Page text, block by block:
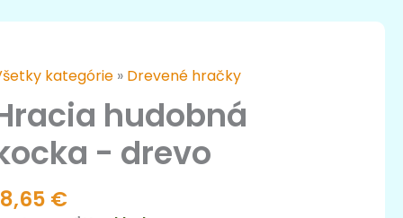
kategórie » Drevené hračky
hudobná
- drevo
€
hudobná